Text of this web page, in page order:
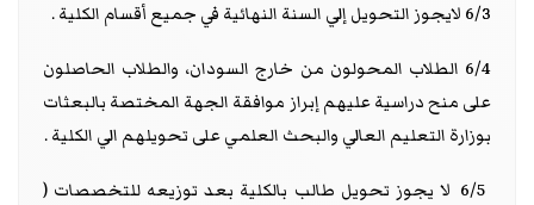
6/3 لايجوز التحويل إلي السنة النهائية في جميع أقسام الكلية .
6/4 الطلاب المحولون من خارج السودان، والطلاب الحاصلون
على منح دراسية عليهم إبراز موافقة الجهة المختصة بالبعثات
بوزارة التعليم العالي والبحث العلمي على تحويلهم الي الكلية .
6/5 لا يجوز تحويل طالب بالكلية بعد توزيعه للتخصصات (